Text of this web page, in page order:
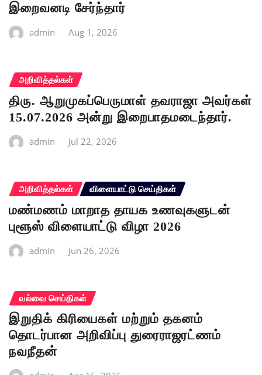
இறைவனடி சேர்ந்தார்
admin Aug 1, 2026
அறிவித்தல்கள்
திரு. ஆறுமுகப்பெருமாள் தவராஜா அவர்கள்
15.07.2026 அன்று இறைபாதமடைந்தார்.
admin Jul 22, 2026
அறிவித்தல்கள் விளையாட்டு செய்திகள்
மண்மணம் மாறாத தாயக உணவுகளுடன்
புளூஸ் விளையாட்டு விழா 2026
admin Jun 26, 2026
வல்வை செய்திகள்
இறுதிக் கிரியைகள் மற்றும் தகனம்
தொடர்பான அறிவிப்பு துரைராஜரட்ணம்
நவநீதன்